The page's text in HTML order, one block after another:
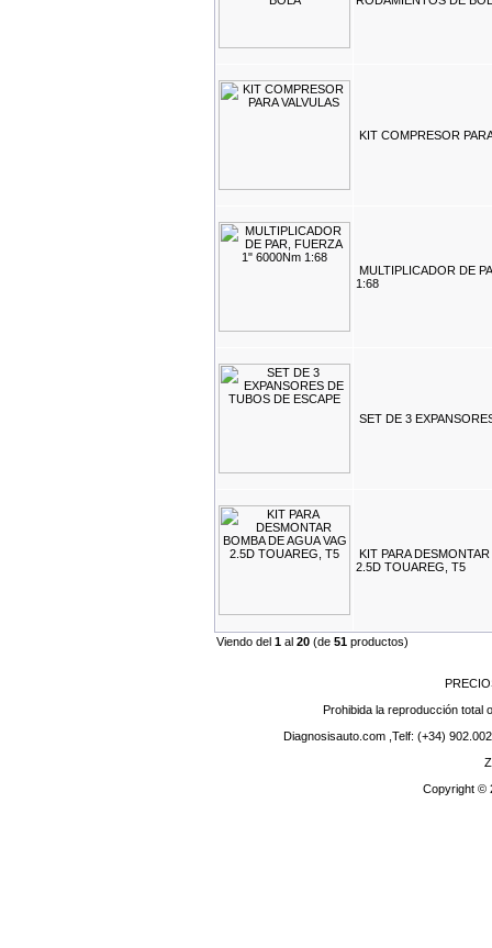
KIT COMPRESOR
MULTIPLICADOR DE
1:68
SET DE 3
KIT PARA
2.5D TOUAREG, T5
Viendo del 1 al 20 (de 51 productos)
Prohibida la reproducción total
Diagnosisauto.com ,Telf: (+34)
Copyright ©